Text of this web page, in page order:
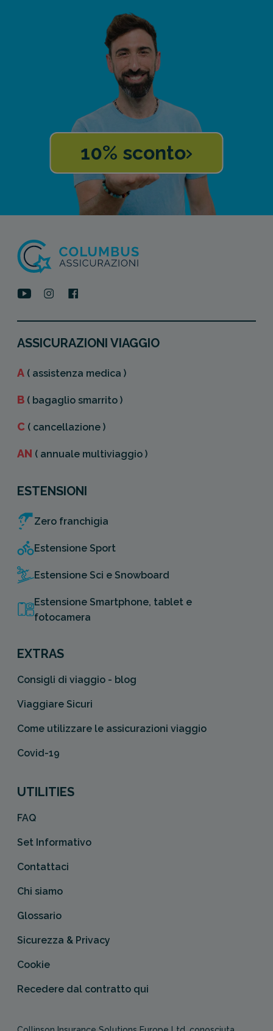
10% sconto
ASSICURAZIONI VIAGGIO
A ( assistenza medica )
B ( bagaglio smarrito )
C ( cancellazione )
AN ( annuale multiviaggio )
ESTENSIONI
Zero franchigia
Estensione Sport
Estensione Sci e Snowboard
Estensione Smartphone, tablet e
fotocamera
EXTRAS
Consigli di viaggio - blog
Viaggiare Sicuri
Come utilizzare le assicurazioni viaggio
Covid-19
UTILITIES
FAQ
Set Informativo
Contattaci
Chi siamo
Glossario
Sicurezza & Privacy
Cookie
Recedere dal contratto qui